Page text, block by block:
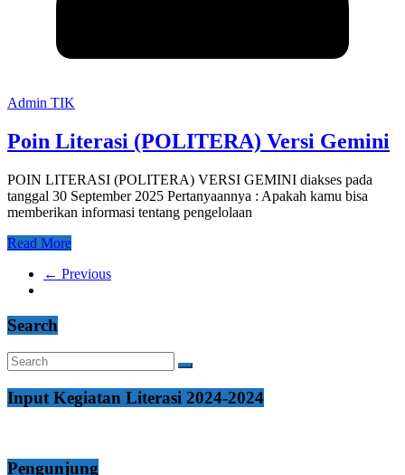
Admin TIK
Poin Literasi (POLITERA) Versi Gemini
POIN LITERASI (POLITERA) VERSI GEMINI diakses pada
tanggal 30 September 2025 Pertanyaannya : Apakah kamu bisa
memberikan informasi tentang pengelolaan
Read More
← Previous
Search
Input Kegiatan Literasi 2024-2024
Pengunjung